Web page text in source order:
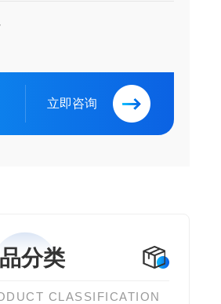
立即咨询
分类
CLASSIFICATION